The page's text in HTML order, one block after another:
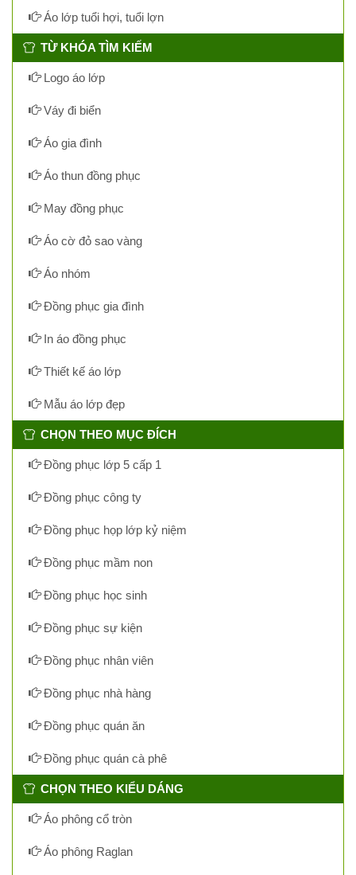
Áo lớp tuổi hợi, tuổi lợn
TỪ KHÓA TÌM KIẾM
Logo áo lớp
Váy đi biển
Áo gia đình
Áo thun đồng phục
May đồng phục
Áo cờ đỏ sao vàng
Áo nhóm
Đồng phục gia đình
In áo đồng phục
Thiết kế áo lớp
Mẫu áo lớp đẹp
CHỌN THEO MỤC ĐÍCH
Đồng phục lớp 5 cấp 1
Đồng phục công ty
Đồng phục họp lớp kỷ niệm
Đồng phục mầm non
Đồng phục học sinh
Đồng phục sự kiện
Đồng phục nhân viên
Đồng phục nhà hàng
Đồng phục quán ăn
Đồng phục quán cà phê
CHỌN THEO KIỂU DÁNG
Áo phông cổ tròn
Áo phông Raglan